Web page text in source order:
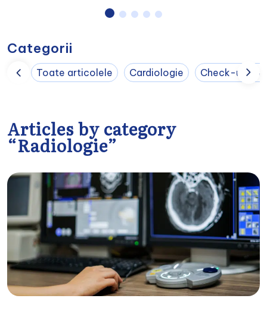
Categorii
Toate articolele Cardiologie Check-up
Articles by category
“Radiologie”